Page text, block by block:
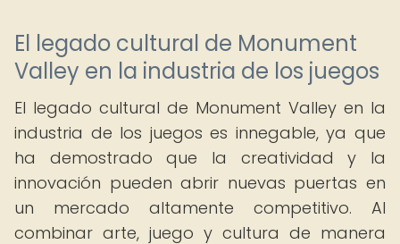
El legado cultural de Monument
Valley en la industria de los juegos
El legado cultural de Monument Valley en la
industria de los juegos es innegable, ya que
ha demostrado que la creatividad y la
innovación pueden abrir nuevas puertas en
un mercado altamente competitivo. Al
combinar arte, juego y cultura de manera